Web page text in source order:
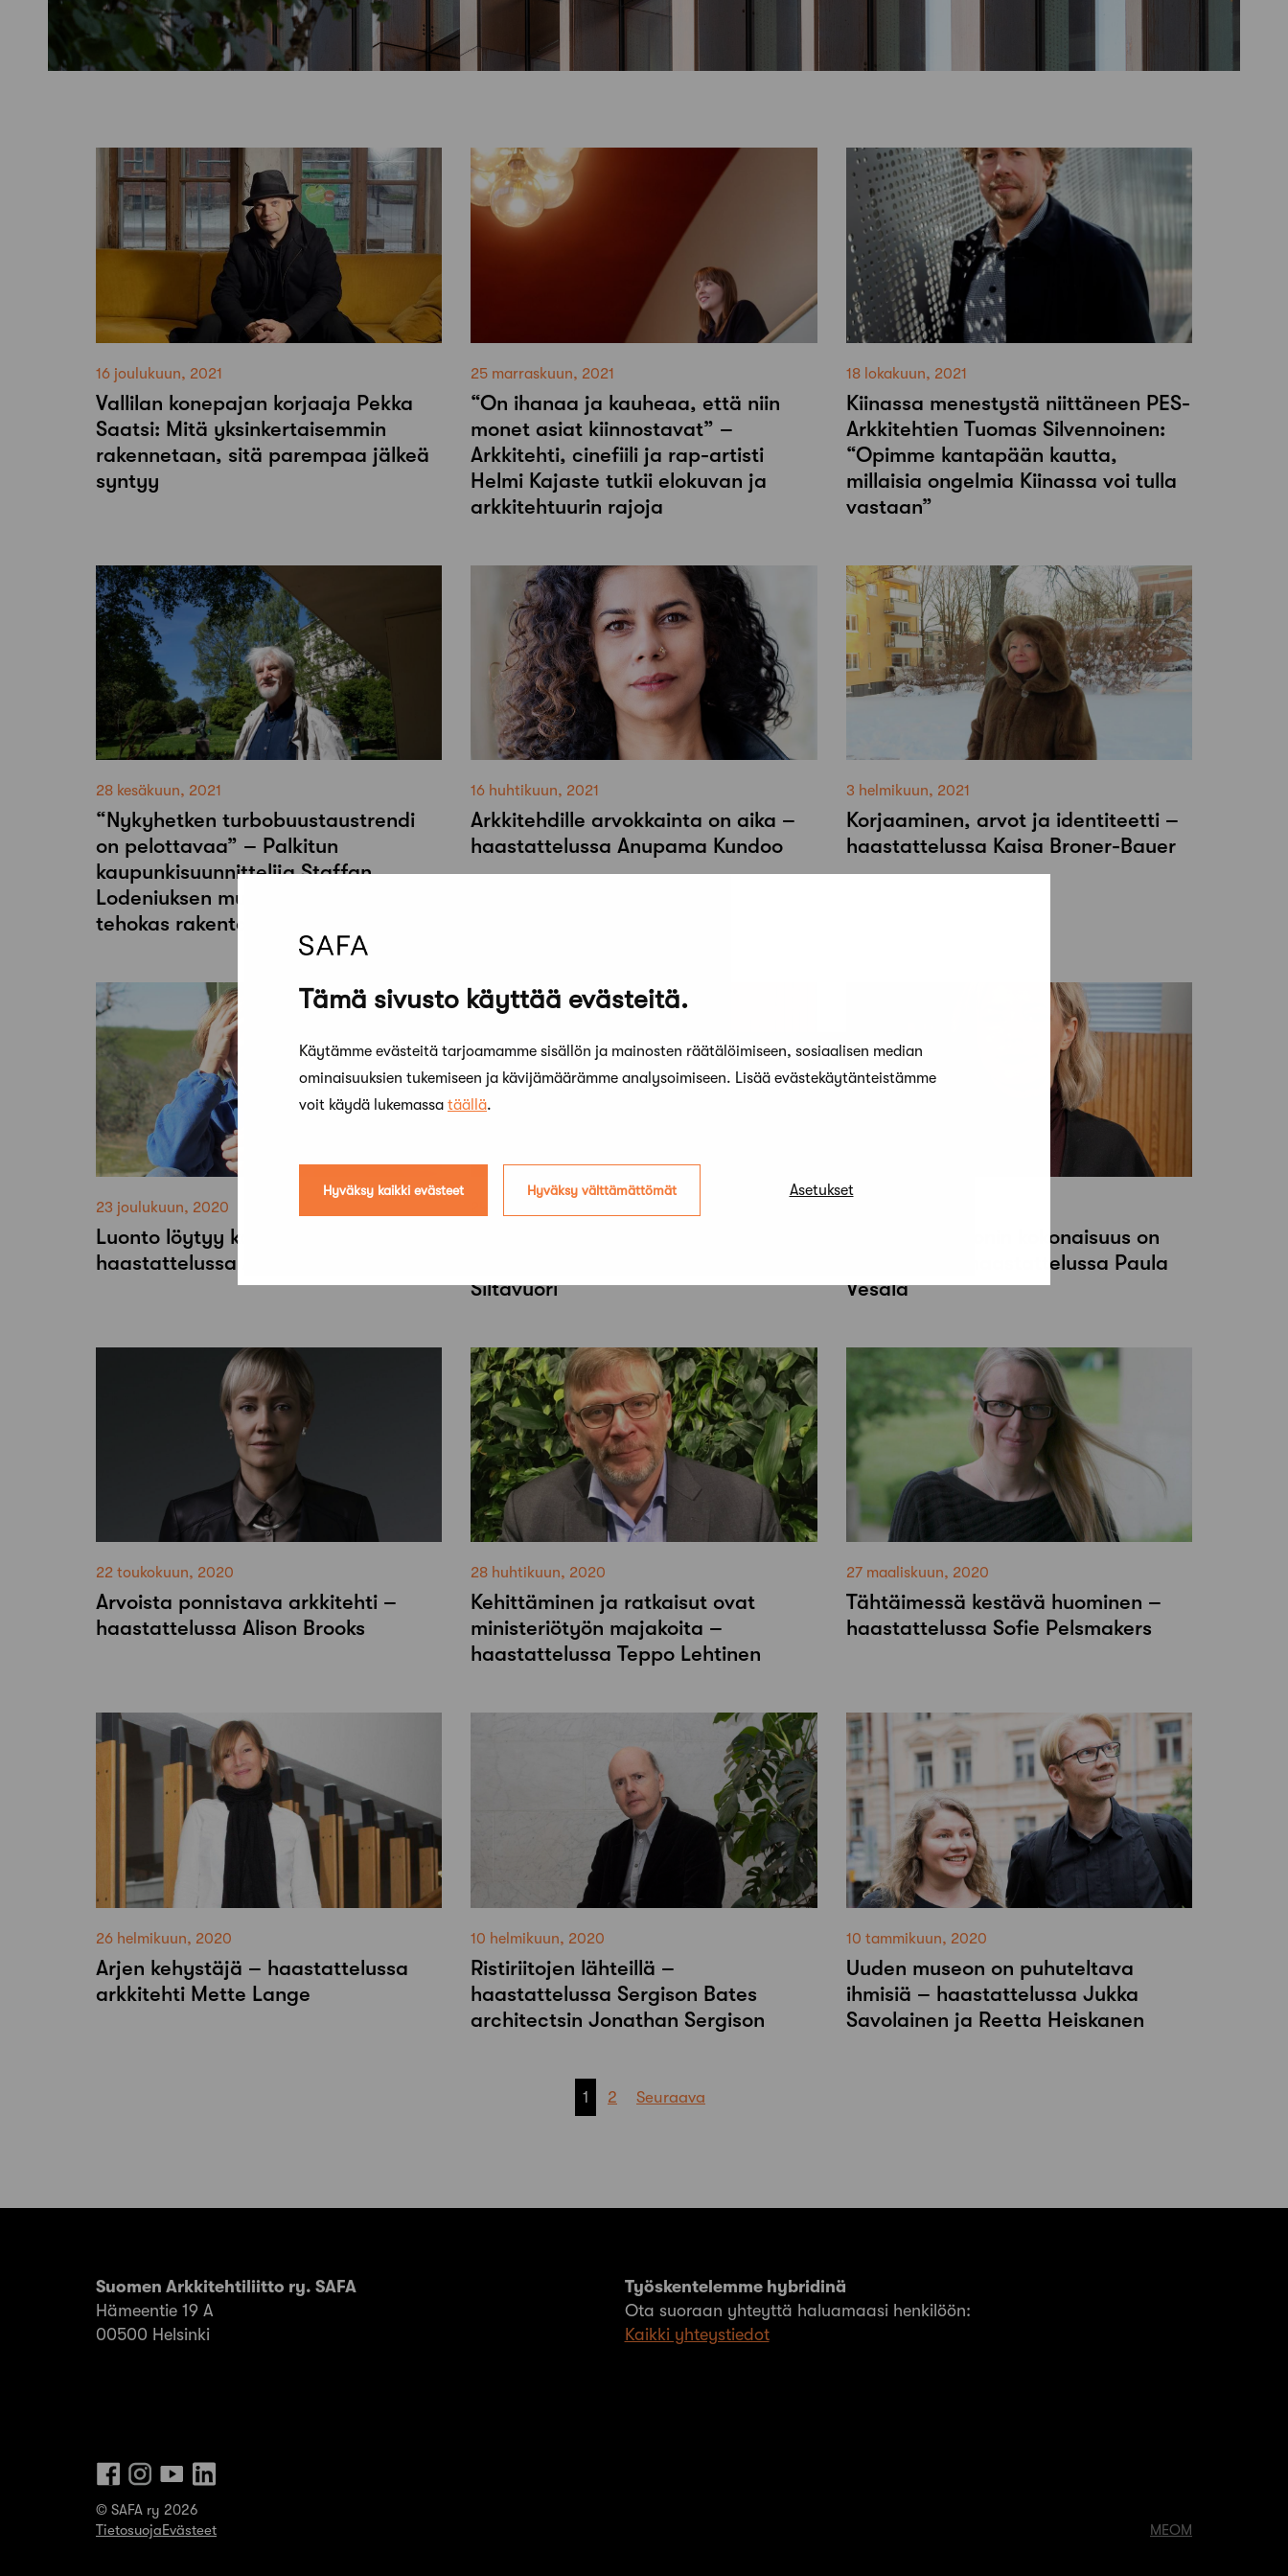
Tämä sivusto käyttää evästeitä.
Käytämme evästeitä tarjoamamme sisällön ja mainosten räätälöimiseen, sosiaalisen median
ominaisuuksien tukemiseen ja kävijämäärämme analysoimiseen. Lisää evästekäytänteistämme
voit käydä lukemassa täällä.
Hyväksy kaikki evästeet Hyväksy välttämättömät Asetukset
16 joulukuun, 2021
Vallilan konepajan korjaaja Pekka
Saatsi: Mitä yksinkertaisemmin
rakennetaan, sitä parempaa jälkeä
syntyy
25 marraskuun, 2021
“On ihanaa ja kauheaa, että niin
monet asiat kiinnostavat” –
Arkkitehti, cinefiili ja rap-artisti
Helmi Kajaste tutkii elokuvan ja
arkkitehtuurin rajoja
18 lokakuun, 2021
Kiinassa menestystä niittäneen PES-
Arkkitehtien Tuomas Silvennoinen:
“Opimme kantapään kautta,
millaisia ongelmia Kiinassa voi tulla
vastaan”
28 kesäkuun, 2021
“Nykyhetken turbobuustaustrendi
on pelottavaa” – Palkitun
kaupunkisuunnittelija Staffan
Lodeniuksen mukaan vähemmänkin
tehokas rakentaminen riittäisi
16 huhtikuun, 2021
Arkkitehdille arvokkainta on aika –
haastattelussa Anupama Kundoo
3 helmikuun, 2021
Korjaaminen, arvot ja identiteetti –
haastattelussa Kaisa Broner-Bauer
23 joulukuun, 2020
Luonto löytyy kaikkialta –
haastattelussa Anna Chavepayre
Siltavuori
Olympiastadionin kokonaisuus on
mykistävä – haastattelussa Paula
Vesala
22 toukokuun, 2020
Arvoista ponnistava arkkitehti –
haastattelussa Alison Brooks
28 huhtikuun, 2020
Kehittäminen ja ratkaisut ovat
ministeriötyön majakoita –
haastattelussa Teppo Lehtinen
27 maaliskuun, 2020
Tähtäimessä kestävä huominen –
haastattelussa Sofie Pelsmakers
26 helmikuun, 2020
Arjen kehystäjä – haastattelussa
arkkitehti Mette Lange
10 helmikuun, 2020
Ristiriitojen lähteillä –
haastattelussa Sergison Bates
architectsin Jonathan Sergison
10 tammikuun, 2020
Uuden museon on puhuteltava
ihmisiä – haastattelussa Jukka
Savolainen ja Reetta Heiskanen
1 2 Seuraava
Suomen Arkkitehtiliitto ry. SAFA
Hämeentie 19 A
00500 Helsinki
Työskentelemme hybridinä
Ota suoraan yhteyttä haluamaasi henkilöön:
Kaikki yhteystiedot
© SAFA ry 2026
TietosuojaEvästeet MEOM